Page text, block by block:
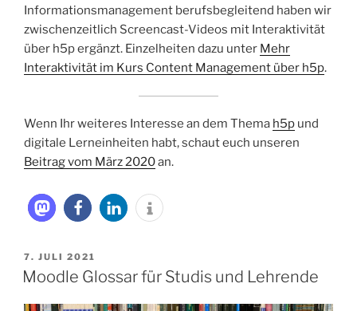
Informationsmanagement berufsbegleitend haben wir
zwischenzeitlich Screencast-Videos mit Interaktivität
über h5p ergänzt. Einzelheiten dazu unter Mehr
Interaktivität im Kurs Content Management über h5p.
Wenn Ihr weiteres Interesse an dem Thema h5p und
digitale Lerneinheiten habt, schaut euch unseren
Beitrag vom März 2020an.
VERÖFFENTLICHT
AM
7. JULI 2021
Moodle Glossar für Studis und Lehrende